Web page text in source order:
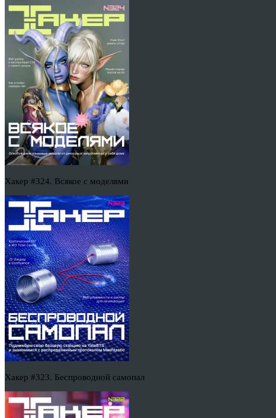
Хакер #324. Всякое с моделями
Хакер #323. Беспроводной самопал